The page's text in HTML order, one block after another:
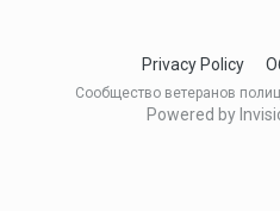
Privacy Policy
Сообщество ветеранов
Powered by